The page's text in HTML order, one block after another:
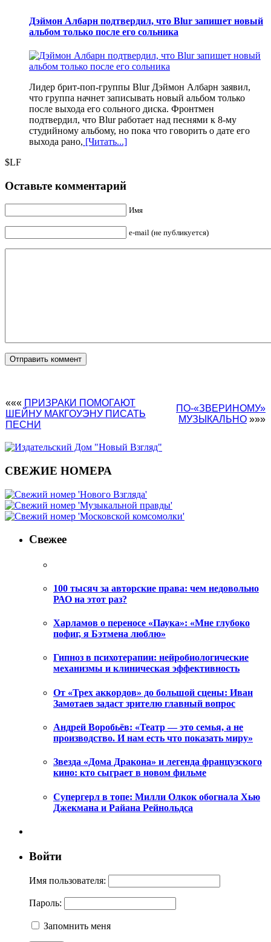
Дэймон Албарн подтвердил, что Blur запишет новый
альбом только после его сольника
Лидер брит-поп-группы Blur Дэймон Албарн заявил,
что группа начнет записывать новый альбом только
после выхода его сольного диска. Фронтмен
подтвердил, что Blur работает над песнями к 8-му
студийному альбому, но пока что говорить о дате его
выхода рано, [Читать...]
$LF
Оставьте комментарий
Имя
e-mail (не публикуется)
««« ПРИЗРАКИ ПОМОГАЮТ
ШЕЙНУ МАКГОУЭНУ ПИСАТЬ
ПЕСНИ
ПО-«ЗВЕРИНОМУ»
МУЗЫКАЛЬНО »»»
СВЕЖИЕ НОМЕРА
Свежее
100 тысяч за авторские права: чем недовольно
РАО на этот раз?
Харламов о переносе «Паука»: «Мне глубоко
пофиг, я Бэтмена люблю»
Гипноз в психотерапии: нейробиологические
механизмы и клиническая эффективность
От «Трех аккордов» до большой сцены: Иван
Замотаев задаст зрителю главный вопрос
Андрей Воробьёв: «Театр — это семья, а не
производство. И нам есть что показать миру»
Звезда «Дома Дракона» и легенда французского
кино: кто сыграет в новом фильме
Супергерл в топе: Милли Олкок обогнала Хью
Джекмана и Райана Рейнольдса
Войти
Имя пользователя:
Пароль:
Запомнить меня